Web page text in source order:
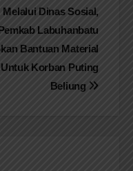
Melalui Dinas Sosial,
Labuhanbatu
Bantuan Material
Untuk Korban Puting
Beliung